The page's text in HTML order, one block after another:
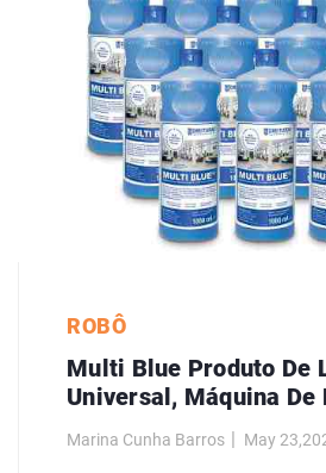
ROBÔ
Multi Blue Produto De
Universal, Máquina De
Automática, Caixa De
1 L Garrafa)
Marina Cunha Barros May